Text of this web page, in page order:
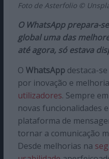
Foto de Asterfolio ©
O WhatsApp prepara-
global uma das
até agora, só estava
O WhatsAppdestaca-
por inovação e
utilizadores. Sempre
novas funcionalidades
plataforma de
tornar a comunicação
Desde melhorias na